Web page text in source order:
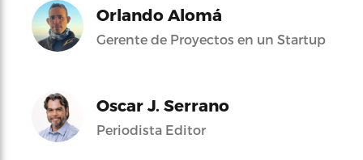
Orlando Alomá
Gerente de Proyectos en un Startup
Oscar J. Serrano
Periodista Editor